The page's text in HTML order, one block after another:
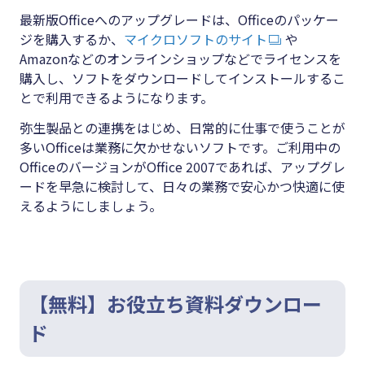
最新版Officeへのアップグレードは、Officeのパッケー
ジを購入するか、 マイクロソフトのサイト
や
Amazonなどのオンラインショップなどでライセンスを
購入し、ソフトをダウンロードしてインストールするこ
とで利用できるようになります。
弥生製品との連携をはじめ、日常的に仕事で使うことが
多いOfficeは業務に欠かせないソフトです。ご利用中の
OfficeのバージョンがOffice 2007であれば、アップグレ
ードを早急に検討して、日々の業務で安心かつ快適に使
えるようにしましょう。
【無料】お役立ち資料ダウンロー
ド